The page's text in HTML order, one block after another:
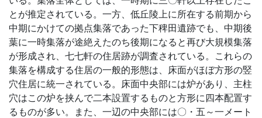
とが推定されている。一方、低丘陵上に所在する前期から
中期にかけての拠点集落であった下稗田遺跡でも、中期後
葉に一時集落が途絶えたのち後期になると再び大規模集落
が形成され、七七軒の住居跡が調査されている。これらの
集落を構成する住居の一般的形態は、床面がほぼ方形の竪
穴住居に統一されている。床面中央部には炉があり、主柱
穴はこの炉を挟んで二本設置するものと方形に四本配置す
るものが多い。また、一辺の中央部には〇・五～一メート